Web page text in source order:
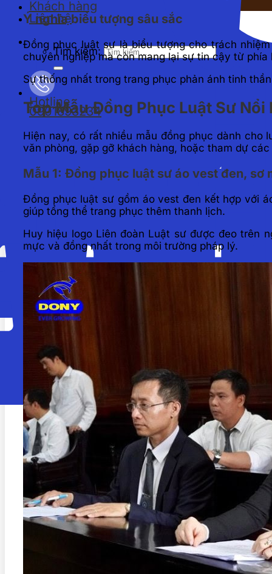
Khách hàng
Liên hệ
Tìm kiếm:
Hotline
0901893234
Ý nghĩa biểu tượng sâu sắc
Đồng phục luật sư là biểu tượng cho trách
chuyên nghiệp mà còn mang lại sự tin cậy từ
Sự thống nhất trong trang phục phản ánh tinh
Top Mẫu Đồng Phục Luật Sư Nổi
Hiện nay, có rất nhiều mẫu đồng phục dành
văn phòng, gặp gỡ khách hàng, hoặc tham dự
Mẫu 1: Đồng phục luật sư áo vest đen,
Đồng phục luật sư gồm áo vest đen kết hợp với
giúp tổng thể trang phục thêm thanh lịch.
Huy hiệu logo Liên đoàn Luật sư được đeo trên
mực và đồng nhất trong môi trường pháp lý.